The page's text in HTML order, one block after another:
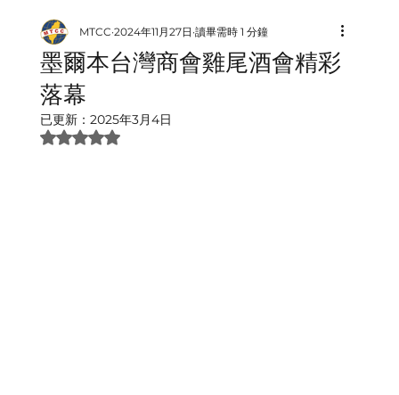
墨爾本台灣商會雞尾酒會精彩
落幕
MTCC 2024年11月27日 讀畢需時 1 分鐘
已更新： 2025年3月4日
評等為 NaN（最高為 5 顆星）。